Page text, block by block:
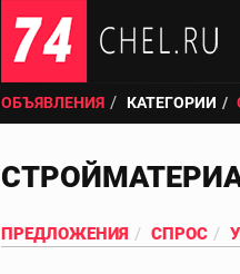
ОБЪЯВЛЕНИЯ КАТЕГОРИИ
ПРЕДЛОЖЕНИЯ СПРОС